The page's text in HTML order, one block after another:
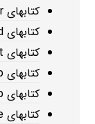
کتابهای Focus on Grammar
کتابهای Gateway to the World
کتابهای Got it
کتابهای New Close Up
کتابهای New Round Up
کتابهای Prepare